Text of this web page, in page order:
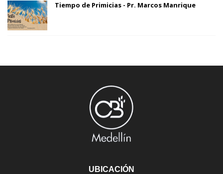
Tiempo de Primicias - Pr. Marcos Manrique
UBICACIÓN